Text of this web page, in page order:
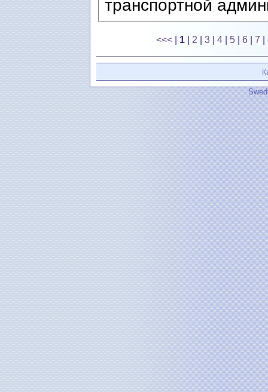
транспортной
<<< 1 2 |3 |4 5 |6 |7 |